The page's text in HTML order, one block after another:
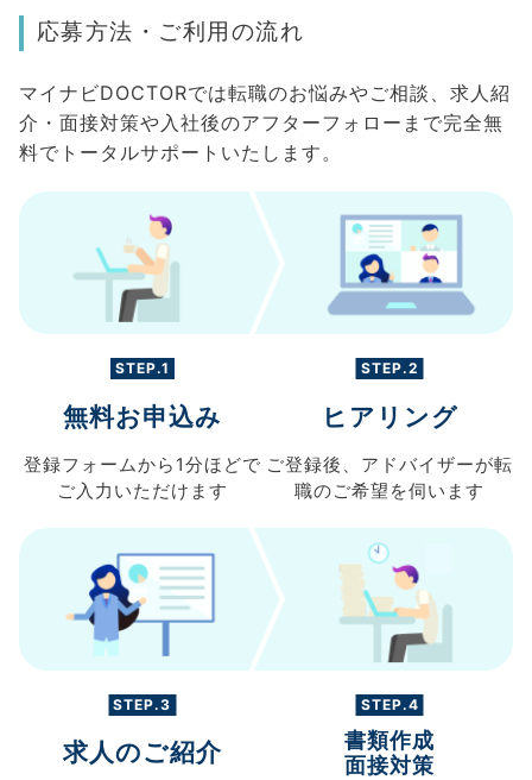
応募方法・ご利用の流れ
マイナビDOCTORでは転職のお悩みやご相談、求人紹
介・面接対策や入社後のアフターフォローまで完全無
料でトータルサポートいたします。
STEP.1
無料お申込み
登録フォームから 1分ほどで
ご入力 いただけます
STEP.2
ヒアリング
ご登録後、 アドバイザーが転
職のご希望を伺います
STEP.3
求人のご紹介
STEP.4
書類作成
面接対策